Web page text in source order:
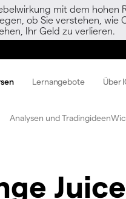
mit dem hohen
ob Sie verstehen, wie
Ihr Geld zu verlieren.
Lernangebote Über
Analysen und Tradingideen
Juice